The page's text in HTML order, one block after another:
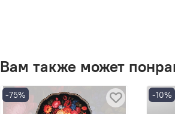
Вам также может
-75% -10%